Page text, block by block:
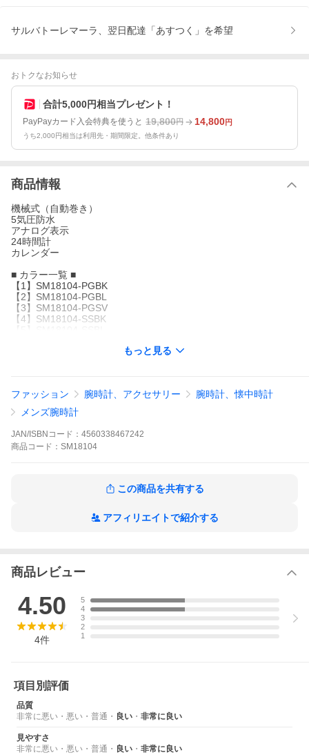
サルバトーレマーラ、翌日配達「あすつく」を希望
おトクなお知らせ
合計5,000円相当プレゼント！
PayPayカード入会特典を使うと 19,800円 14,800円
うち2,000円相当は利用先・期間限定。他条件あり
商品情報
機械式（自動巻き）
5気圧防水
アナログ表示
24時間計
カレンダー
■ カラー一覧 ■
【1】SM18104-PGBK
【2】SM18104-PGBL
【3】SM18104-PGSV
【4】SM18104-SSBK
・カラー表記について、文字板カラー、インデックスカラーで表
ケース：ステンレス
ガラス：ミネラルクリスタルガラス
ベルト：レザー
重量：約66g
サイズ(縦ｘ横ｘ厚さ)：約49×42×12mm
手首周り実寸約【14cm〜19cm】
合が生んだ「挑発とエレガンス」。 どんな場所、どんな時間にも
プライス、調和のとれたカラーとイタリアン・テイストを探求し
続ける。 特徴的な色遣い、配色の妙、サルバトーレマーラは男心
をくすぐる腕時計として、高い人気を誇っています。
もっと見る
ファッション 腕時計、アクセサリー
腕時計、懐中時計
メンズ腕時計
JAN/ISBNコード： 4560338467242
商品 コード： SM18104
この商品を共有する
アフィリエイトで紹介する
商品レビュー
4.50
4件
5
4
3
2
1
項目別評価
品質
非常に悪い ・ 悪い ・ 普通 ・ 良い ・ 非常に良い
見やすさ
非常に悪い ・ 悪い ・ 普通 ・ 良い ・ 非常に良い